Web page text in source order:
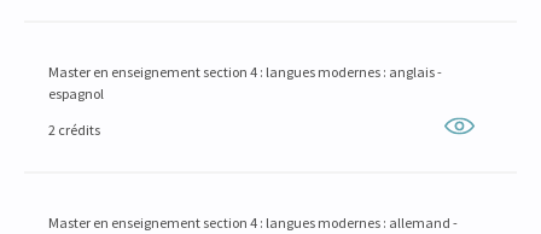
Master en enseignement section 4 : langues modernes : anglais -
espagnol
2 crédits
Master en enseignement section 4 : langues modernes : allemand -